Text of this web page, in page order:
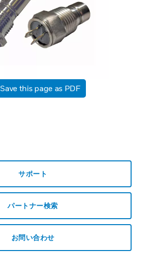
Save this page as PDF
サポート
パートナー検索
お問い合わせ